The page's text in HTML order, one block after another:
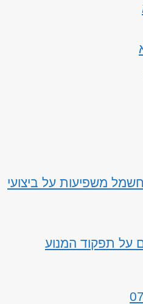
משפיעות על ביצועי
על תפקוד המנוע